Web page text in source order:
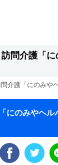
問介護「に
介護「にのみや
にのみやヘル